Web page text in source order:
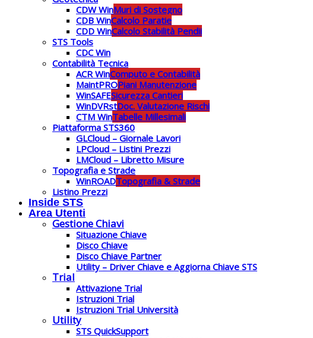
CDW WinMuri di Sostegno
CDB WinCalcolo Paratie
CDD WinCalcolo Stabilità Pendii
STS Tools
CDC Win
Contabilità Tecnica
ACR WinComputo e Contabilità
MaintPROPiani Manutenzione
WinSAFESicurezza Cantieri
WinDVRstDoc. Valutazione Rischi
CTM WinTabelle Millesimali
Piattaforma STS360
GLCloud – Giornale Lavori
LPCloud – Listini Prezzi
LMCloud – Libretto Misure
Topografia e Strade
WinROADTopografia & Strade
Listino Prezzi
Inside STS
Area Utenti
Gestione Chiavi
Situazione Chiave
Disco Chiave
Disco Chiave Partner
Utility – Driver Chiave e Aggiorna Chiave STS
Trial
Attivazione Trial
Istruzioni Trial
Istruzioni Trial Università
Utility
STS QuickSupport